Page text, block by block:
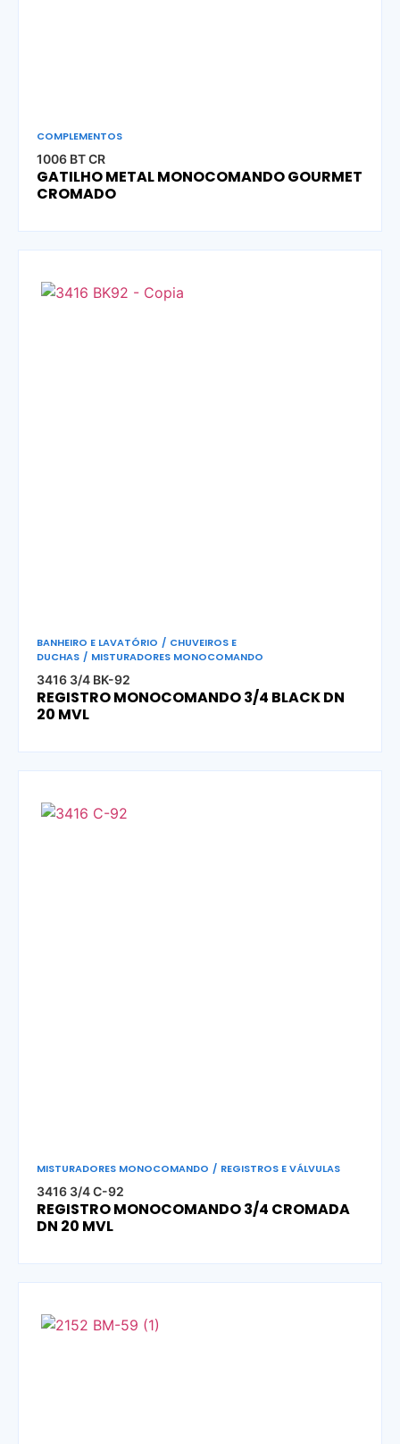
COMPLEMENTOS
1006 BT CR
GATILHO METAL MONOCOMANDO GOURMET
CROMADO
BANHEIRO E LAVATÓRIO / CHUVEIROS E
DUCHAS / MISTURADORES MONOCOMANDO
3416 3/4 BK-92
REGISTRO MONOCOMANDO 3/4 BLACK DN
20 MVL
MISTURADORES MONOCOMANDO / REGISTROS E VÁLVULAS
3416 3/4 C-92
REGISTRO MONOCOMANDO 3/4 CROMADA
DN 20 MVL